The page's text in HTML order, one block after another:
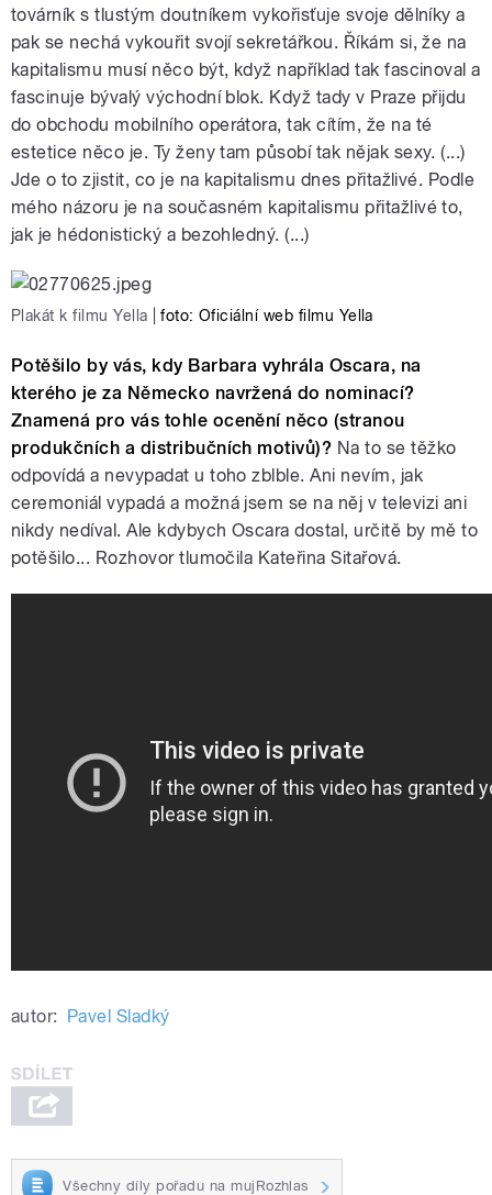
továrník s tlustým doutníkem vykořisťuje svoje dělníky a
pak se nechá vykouřit svojí sekretářkou. Říkám si, že na
kapitalismu musí něco být, když například tak fascinoval a
fascinuje bývalý východní blok. Když tady v Praze přijdu
do obchodu mobilního operátora, tak cítím, že na té
estetice něco je. Ty ženy tam působí tak nějak sexy. (...)
Jde o to zjistit, co je na kapitalismu dnes přitažlivé. Podle
mého názoru je na současném kapitalismu přitažlivé to,
jak je hédonistický a bezohledný. (...)
Plakát k filmu Yella foto: Oficiální web filmu Yella
Potěšilo by vás, kdy Barbara vyhrála Oscara, na
kterého je za Německo navržená do nominací?
Znamená pro vás tohle ocenění něco (stranou
produkčních a distribučních motivů)? Na to se těžko
odpovídá a nevypadat u toho zblble. Ani nevím, jak
ceremoniál vypadá a možná jsem se na něj v televizi ani
nikdy nedíval. Ale kdybych Oscara dostal, určitě by mě to
potěšilo... Rozhovor tlumočila Kateřina Sitařová.
autor: Pavel Sladký
Všechny díly pořadu na mujRozhlas